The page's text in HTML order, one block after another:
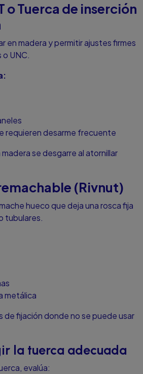
o Tuerca de inserción
en madera y permitir ajustes firmes
UNC.
requieren desarme frecuente
se desgarre al atornillar
(Rivnut)
hueco que deja una rosca fija
tubulares.
metálica
de fijación donde no se puede usar
la tuerca adecuada
evalúa: